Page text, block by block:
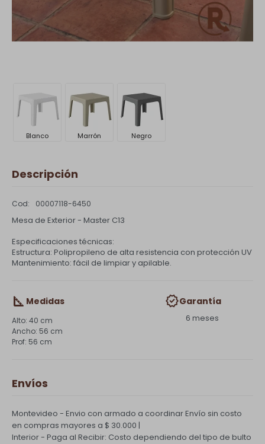
Blanco Marrón Negro
Descripción
00007118-6450
Mesa de Exterior - Master C13
Especificaciones técnicas:
Estructura: Polipropileno de alta resistencia con protección UV
Mantenimiento: fácil de limpiar y apilable.
Medidas
40 cm
56 cm
56 cm
Garantía
6 meses
Envíos
Montevideo - Envio con armado a coordinarEnvío sin costo
en compras mayores a $ 30.000 |
Interior - Paga al Recibir: Costo dependiendo del tipo de bulto